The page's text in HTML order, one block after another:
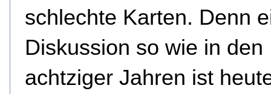
schlechte Karten. Denn
Diskussion so wie in den
achtziger Jahren ist